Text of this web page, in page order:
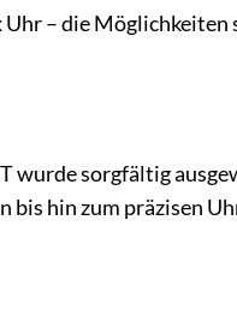
– die Möglichkeiten
wurde sorgfältig
bis hin zum präzisen